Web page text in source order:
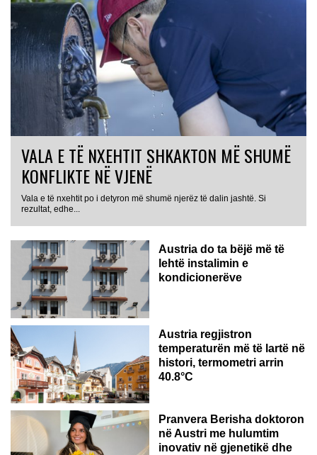
VALA E TË NXEHTIT SHKAKTON MË SHUMË
KONFLIKTE NË VJENË
Vala e të nxehtit po i detyron më shumë njerëz të dalin jashtë. Si
rezultat, edhe...
Austria do ta bëjë më të
lehtë instalimin e
kondicionerëve
Austria regjistron
temperaturën më të lartë në
histori, termometri arrin
40.8°C
AUSTRI
Pranvera Berisha doktoron
në Austri me hulumtim
inovativ në gjenetikë dhe